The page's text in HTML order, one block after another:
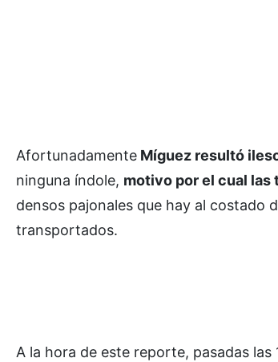
Afortunadamente Míguez resultó
ninguna índole, motivo por el cual las
densos pajonales que hay al costado
transportados.
A la hora de este reporte, pasadas las